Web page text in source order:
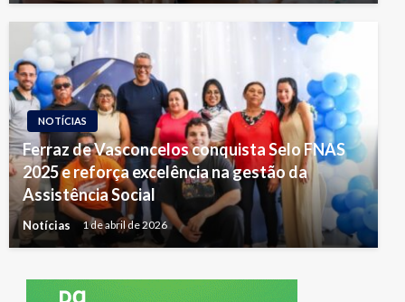
NOTÍCIAS
Ferraz de Vasconcelos conquista Selo FNAS
2025 e reforça excelência na gestão da
Assistência Social
Notícias 1 de abril de 2026